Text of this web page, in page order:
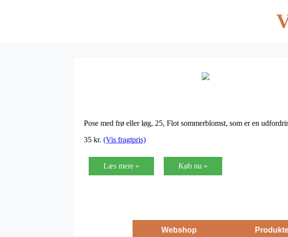
Pose med frø eller løg, 25, Flot sommerblomst, som er en
35 kr. (Vis fragtpris)
Læs mere » Køb nu »
Webshop